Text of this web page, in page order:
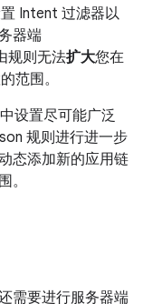
Intent 过滤器以
器端
规则无法扩大您在
范围。
设置尽可能广泛
规则进行进一步
态添加新的应用链
。
需要进行服务器端